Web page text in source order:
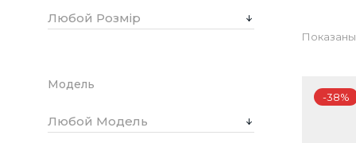
Показаны
-38%
Любой Розмір
Модель
Любой Модель